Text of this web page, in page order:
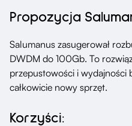
Propozycja
Salumanus zasugerował
DWDM do 100Gb. To
przepustowości i wydajności
całkowicie nowy sprzęt.
Korzyści: